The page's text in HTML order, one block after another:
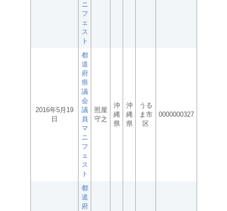
ニ
フ
ェ
ス
ト
2016年5月19
日
都
道
府
県
議
会
議
員
マ
ニ
フ
ェ
ス
ト
照屋
守之
沖
縄
県
沖
縄
県
うる
ま市
区
0000000327
都
道
府